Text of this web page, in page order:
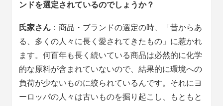
ンドを選定されているのでしょうか？
氏家さん ：商品・ブランドの選定の時、「昔からあ
る、多くの人々に長く愛されてきたもの」に惹かれ
ます。何百年も長く続いている商品は必然的に化学
的な原料が含まれていないので、結果的に環境への
負荷が少ないものに絞られているんです。それにヨ
ーロッパの人々は古いものを掘り起こし、もともと